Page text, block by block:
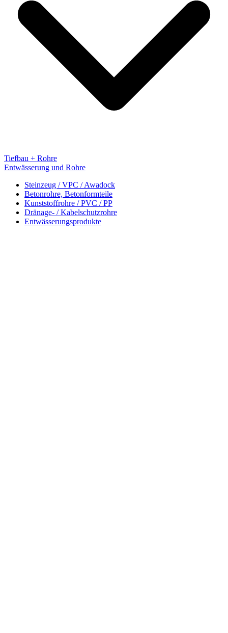
Tiefbau + Rohre
Entwässerung und Rohre
Steinzeug / VPC / Awadock
Betonrohre, Betonformteile
Kunststoffrohre / PVC / PP
Dränage- / Kabelschutzrohre
Entwässerungsprodukte